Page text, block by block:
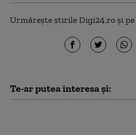
Urmărește știrile Digi24.ro și pe
Te-ar putea interesa și: